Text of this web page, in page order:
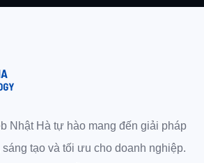
Nhật Hà tự hào mang đến giải pháp
tạo và tối ưu cho doanh nghiệp.